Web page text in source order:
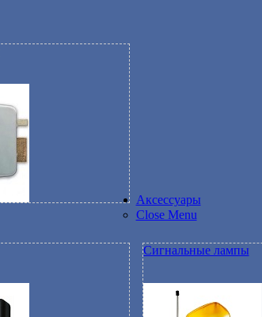
Аксессуары
Close Menu
Сигнальные лампы